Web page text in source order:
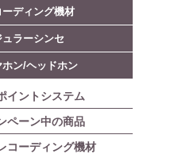
ディング機材
ラーシンセ
ン/ヘッドホン
イントシステム
ペーン中の商品
コーディング機材